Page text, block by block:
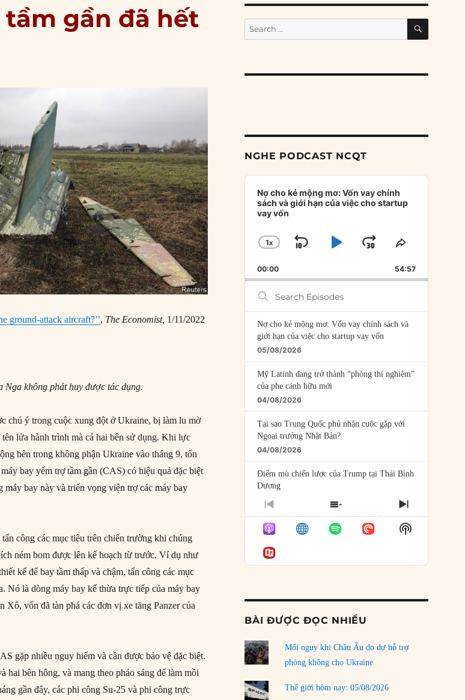
tầm gần đã hết
ground-attack aircraft?’’, The Economist, 1/11/2022
Ngakhông phát huy được tác dụng.
chú ý trong cuộc xung đột ở Ukraine, bị làm lu mờ
lửa hành trình mà cả hai bên sử dụng. Khi lực
bên trong không phận Ukraine vào tháng 9, tổn
bay yểm trợ tầm gần (CAS) có hiệu quả đặc biệt
máy bay này và triển vọng viện trợ các máy bay
công các mục tiêu trên chiến trường khi chúng
ném bom được lên kế hoạch từ trước. Ví dụ như
kế để bay tầm thấp và chậm, tấn công các mục
Nó là dòng máy bay kế thừa trực tiếp của máy bay
vốn đã tàn phá các đơn vị xe tăng Panzer của
gặp nhiều nguy hiểm và cần được bảo vệ đặc biệt.
hai bên hông, và mang theo pháo sáng để làm mồi
gần đây, các phi công Su-25 và phi công trực
Search
for:
SEARCH
NGHE PODCAST NCQT
Audio
Player
Nợ cho kẻ mộng mơ: Vốn vay chính
sách và giới hạn của việc cho startup
vay vốn
CHANGE
RATE
1X
SKIP
BACKWARD
PLAYJUMP
FORWARD
SHARE
EPISODE
00:00 54:57
Search
Episodes
Nợ cho kẻ mộng mơ: Vốn vay chính sách và
giới hạn của việc cho startup vay vốn
05/08/2026
Mỹ Latinh đang trở thành “phòng thí nghiệm”
của phe cánh hữu mới
04/08/2026
Tại sao Trung Quốc phủ nhận cuộc gặp với
Ngoại trưởng Nhật Bản?
04/08/2026
Điểm mù chiến lược của Trump tại Thái Bình
Dương
03/08/2026
Đặt cược vào thất bại: Các quỹ đầu tư mạo
hiểm quốc gia và khía cạnh chính trị của vốn
rủi ro
02/08/2026
01/08/2026
Chiến lược kế tiếp của Bắc Kinh ở Biển Đông
Trật tự thế giới mới: Các nước nhỏ sẽ luôn
30/07/2026
PREVIOUS
EPISODE
SHOW
EPISODES
LIST
NEXT
EPISODE
Show
Podcast
BÀI ĐƯỢC ĐỌC NHIỀU
Mối nguy khi Châu Âu do dự hỗ trợ
phòng không cho Ukraine
Thế giới hôm nay: 05/08/2026